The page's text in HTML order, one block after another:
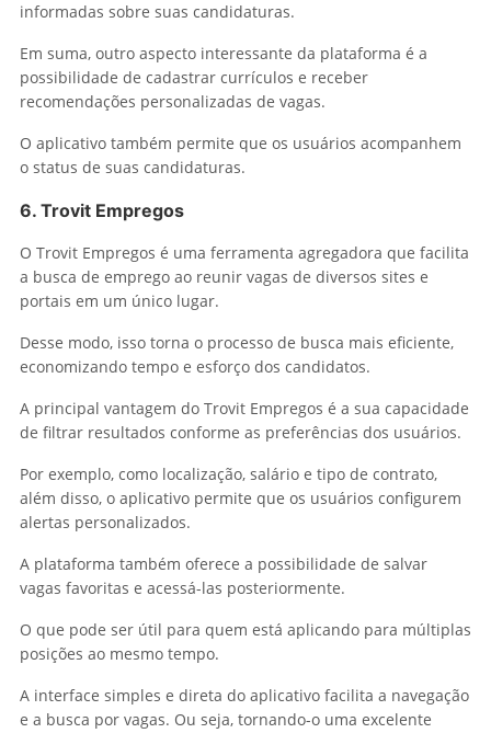
informadas sobre suas candidaturas.
Em suma, outro aspecto interessante da plataforma é a
possibilidade de cadastrar currículos e receber
recomendações personalizadas de vagas.
O aplicativo também permite que os usuários acompanhem
o status de suas candidaturas.
6. Trovit Empregos
O Trovit Empregos é uma ferramenta agregadora que facilita
a busca de emprego ao reunir vagas de diversos sites e
portais em um único lugar.
Desse modo, isso torna o processo de busca mais eficiente,
economizando tempo e esforço dos candidatos.
A principal vantagem do Trovit Empregos é a sua capacidade
de filtrar resultados conforme as preferências dos usuários.
Por exemplo, como localização, salário e tipo de contrato,
além disso, o aplicativo permite que os usuários configurem
alertas personalizados.
A plataforma também oferece a possibilidade de salvar
vagas favoritas e acessá-las posteriormente.
O que pode ser útil para quem está aplicando para múltiplas
posições ao mesmo tempo.
A interface simples e direta do aplicativo facilita a navegação
e a busca por vagas. Ou seja, tornando-o uma excelente